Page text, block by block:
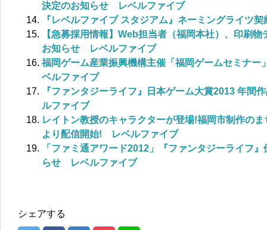
決定のお知らせ レベルファイブ
『レベルファイブ スタジアム』ネーミングライツ
【急募採用情報】Web担当者（福岡本社）、印刷
お知らせ レベルファイブ
福岡ゲーム産業振興機構主催「福岡ゲームセミナ
ベルファイブ
『ファンタジーライフ』日本ゲーム大賞2013 年
ルファイブ
レイトン教授のキャラクターが登場!福岡市制作の
より配信開始! レベルファイブ
「ファミ通アワード2012」『ファンタジーライフ
らせ レベルファイブ
シェアする